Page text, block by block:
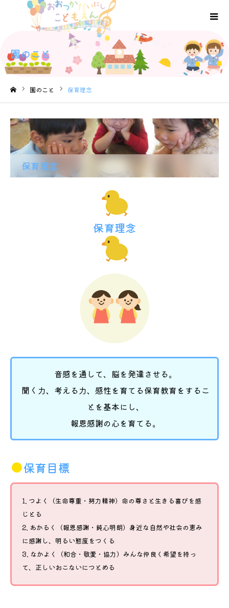
園のこと
園のこと 保育理念
保育理念
保育理念
音感を通して、脳を発達させる。
聞く力、考える力、感性を育てる保育教育をするこ
とを基本にし、
報恩感謝の心を育てる。
保育目標
つよく（生命尊重・努力精神）命の尊さと生きる喜びを感
じとる
あかるく（報恩感謝・純心明朗）身近な自然や社会の恵み
に感謝し、明るい態度をつくる
なかよく（和合・敬愛・協力）みんな仲良く希望を持っ
て、正しいおこないにつとめる